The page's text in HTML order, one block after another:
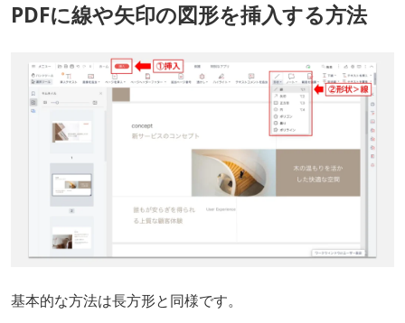
PDFに線や矢印の図形を挿入する方法
基本的な方法は長方形と同様です。